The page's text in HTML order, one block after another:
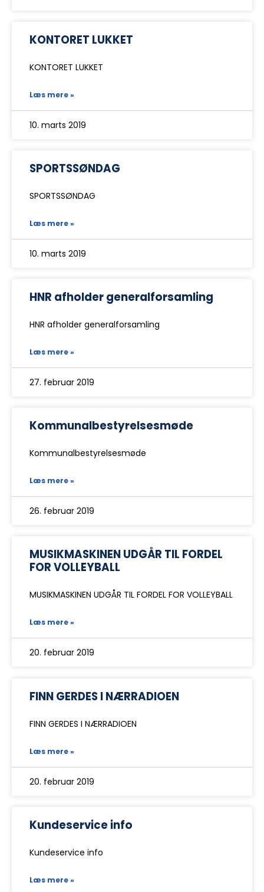
KONTORET LUKKET
KONTORET LUKKET
Læs mere »
10. marts 2019
SPORTSSØNDAG
SPORTSSØNDAG
Læs mere »
10. marts 2019
HNR afholder generalforsamling
HNR afholder generalforsamling
Læs mere »
27. februar 2019
Kommunalbestyrelsesmøde
Kommunalbestyrelsesmøde
Læs mere »
26. februar 2019
MUSIKMASKINEN UDGÅR TIL FORDEL
FOR VOLLEYBALL
MUSIKMASKINEN UDGÅR TIL FORDEL FOR VOLLEYBALL
Læs mere »
20. februar 2019
FINN GERDES I NÆRRADIOEN
FINN GERDES I NÆRRADIOEN
Læs mere »
20. februar 2019
Kundeservice info
Kundeservice info
Læs mere »